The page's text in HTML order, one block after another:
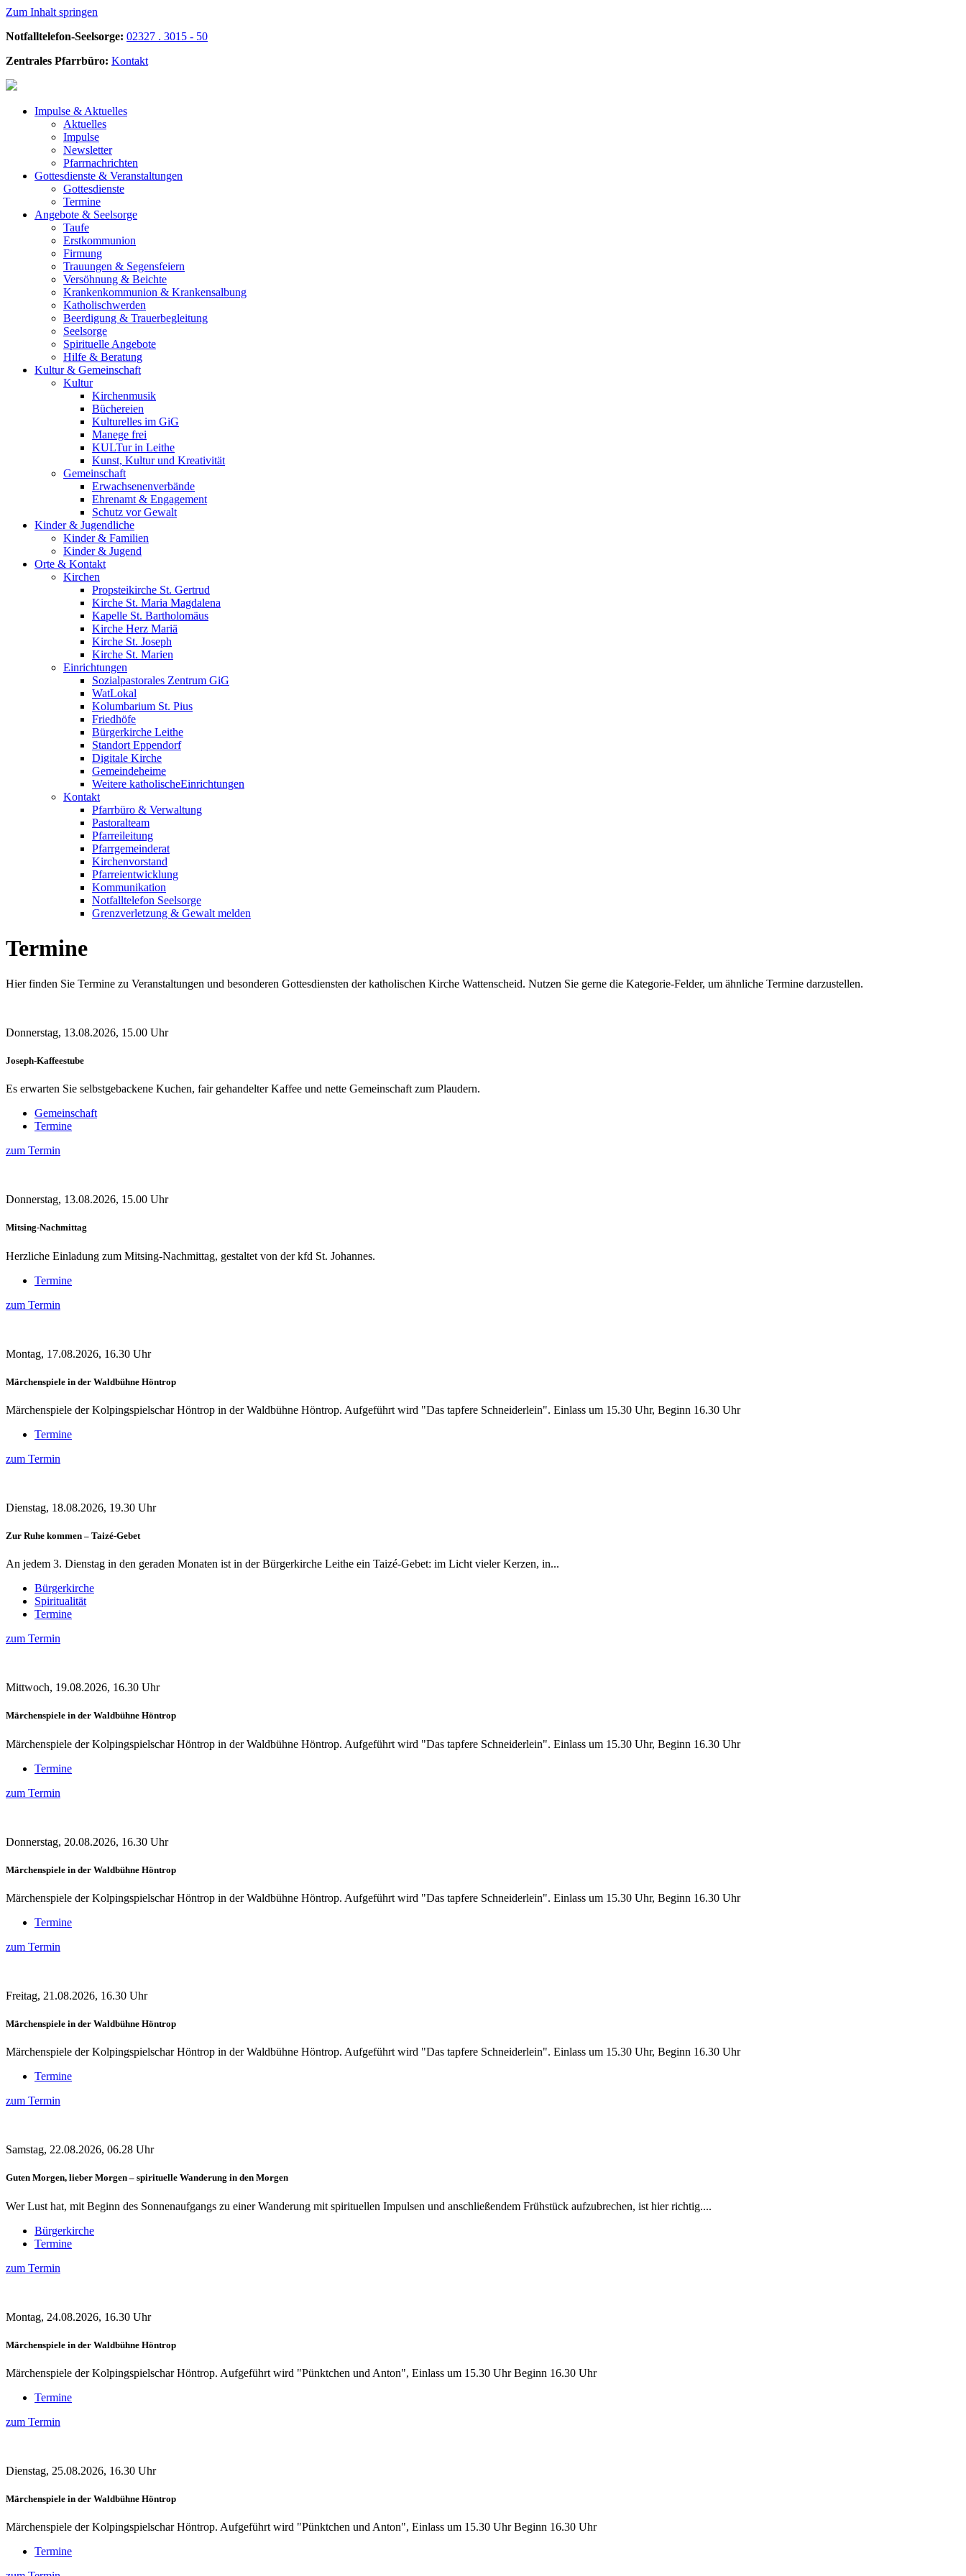
Zum Inhalt springen
Notfalltelefon-Seelsorge: 02327 . 3015 - 50
Zentrales Pfarrbüro: Kontakt
Impulse & Aktuelles
Aktuelles
Impulse
Newsletter
Pfarrnachrichten
Gottesdienste & Veranstaltungen
Gottesdienste
Termine
Angebote & Seelsorge
Taufe
Erstkommunion
Firmung
Trauungen & Segensfeiern
Versöhnung & Beichte
Krankenkommunion & Krankensalbung
Katholischwerden
Beerdigung & Trauerbegleitung
Seelsorge
Spirituelle Angebote
Hilfe & Beratung
Kultur & Gemeinschaft
Kultur
Kirchenmusik
Büchereien
Kulturelles im GiG
Manege frei
KULTur in Leithe
Kunst, Kultur und Kreativität
Gemeinschaft
Erwachsenenverbände
Ehrenamt & Engagement
Schutz vor Gewalt
Kinder & Jugendliche
Kinder & Familien
Kinder & Jugend
Orte & Kontakt
Kirchen
Propsteikirche St. Gertrud
Kirche St. Maria Magdalena
Kapelle St. Bartholomäus
Kirche Herz Mariä
Kirche St. Joseph
Kirche St. Marien
Einrichtungen
Sozialpastorales Zentrum GiG
WatLokal
Kolumbarium St. Pius
Friedhöfe
Bürgerkirche Leithe
Standort Eppendorf
Digitale Kirche
Gemeindeheime
Weitere katholische­­Einrichtungen
Kontakt
Pfarrbüro & Verwaltung
Pastoralteam
Pfarreileitung
Pfarrgemeinderat
Kirchenvorstand
Pfarreientwicklung
Kommunikation
Notfalltelefon Seelsorge
Grenzverletzung & Gewalt melden
Termine
Hier finden Sie Termine zu Veranstaltungen und besonderen Gottesdiensten der katholischen Kirche Wattenscheid. Nutzen Sie gerne die Kategorie-Felder, um ähnliche Termine darzustellen.
Donnerstag, 13.08.2026, 15.00 Uhr
Joseph-Kaffeestube
Es erwarten Sie selbstgebackene Kuchen, fair gehandelter Kaffee und nette Gemeinschaft zum Plaudern.
Gemeinschaft
Termine
zum Termin
Donnerstag, 13.08.2026, 15.00 Uhr
Mitsing-Nachmittag
Herzliche Einladung zum Mitsing-Nachmittag, gestaltet von der kfd St. Johannes.
Termine
zum Termin
Montag, 17.08.2026, 16.30 Uhr
Märchenspiele in der Waldbühne Höntrop
Märchenspiele der Kolpingspielschar Höntrop in der Waldbühne Höntrop. Aufgeführt wird "Das tapfere Schneiderlein". Einlass um 15.30 Uhr, Beginn 16.30 Uhr
Termine
zum Termin
Dienstag, 18.08.2026, 19.30 Uhr
Zur Ruhe kommen – Taizé-Gebet
An jedem 3. Dienstag in den geraden Monaten ist in der Bürgerkirche Leithe ein Taizé-Gebet: im Licht vieler Kerzen, in...
Bürgerkirche
Spiritualität
Termine
zum Termin
Mittwoch, 19.08.2026, 16.30 Uhr
Märchenspiele in der Waldbühne Höntrop
Märchenspiele der Kolpingspielschar Höntrop in der Waldbühne Höntrop. Aufgeführt wird "Das tapfere Schneiderlein". Einlass um 15.30 Uhr, Beginn 16.30 Uhr
Termine
zum Termin
Donnerstag, 20.08.2026, 16.30 Uhr
Märchenspiele in der Waldbühne Höntrop
Märchenspiele der Kolpingspielschar Höntrop in der Waldbühne Höntrop. Aufgeführt wird "Das tapfere Schneiderlein". Einlass um 15.30 Uhr, Beginn 16.30 Uhr
Termine
zum Termin
Freitag, 21.08.2026, 16.30 Uhr
Märchenspiele in der Waldbühne Höntrop
Märchenspiele der Kolpingspielschar Höntrop in der Waldbühne Höntrop. Aufgeführt wird "Das tapfere Schneiderlein". Einlass um 15.30 Uhr, Beginn 16.30 Uhr
Termine
zum Termin
Samstag, 22.08.2026, 06.28 Uhr
Guten Morgen, lieber Morgen – spirituelle Wanderung in den Morgen
Wer Lust hat, mit Beginn des Sonnenaufgangs zu einer Wanderung mit spirituellen Impulsen und anschließendem Frühstück aufzubrechen, ist hier richtig....
Bürgerkirche
Termine
zum Termin
Montag, 24.08.2026, 16.30 Uhr
Märchenspiele in der Waldbühne Höntrop
Märchenspiele der Kolpingspielschar Höntrop. Aufgeführt wird "Pünktchen und Anton", Einlass um 15.30 Uhr Beginn 16.30 Uhr
Termine
zum Termin
Dienstag, 25.08.2026, 16.30 Uhr
Märchenspiele in der Waldbühne Höntrop
Märchenspiele der Kolpingspielschar Höntrop. Aufgeführt wird "Pünktchen und Anton", Einlass um 15.30 Uhr Beginn 16.30 Uhr
Termine